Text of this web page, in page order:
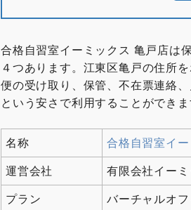
合格自習室イーミックス 亀戸店は
４つあります。江東区亀戸の住所
便の受け取り、保管、不在票連絡
という安さで利用することができま
名称 合格自習室イ
運営会社 有限会社イーミ
プラン バーチャルオ